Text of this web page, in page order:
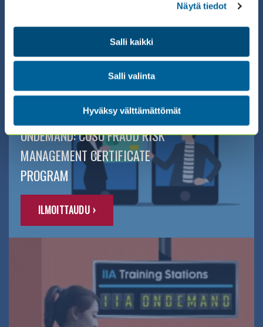
Näytä tiedot
Salli kaikki
Salli valinta
Hyväksy välttämättömät
01.01.2026 00:00 / Itseopiskelu (eng)
ONDEMAND: COSO FRAUD RISK
MANAGEMENT CERTIFICATE
PROGRAM
ILMOITTAUDU ›